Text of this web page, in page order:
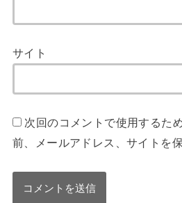
サイト
次回のコメントで使用するた
前、メールアドレス、サイトを保